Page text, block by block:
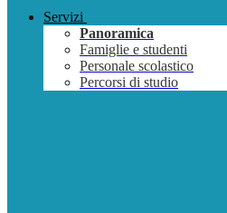
Servizi
Panoramica
Famiglie e studenti
Personale scolastico
Percorsi di studio